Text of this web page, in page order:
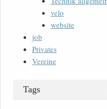
velo
website
job
Privates
Vereine
Tags